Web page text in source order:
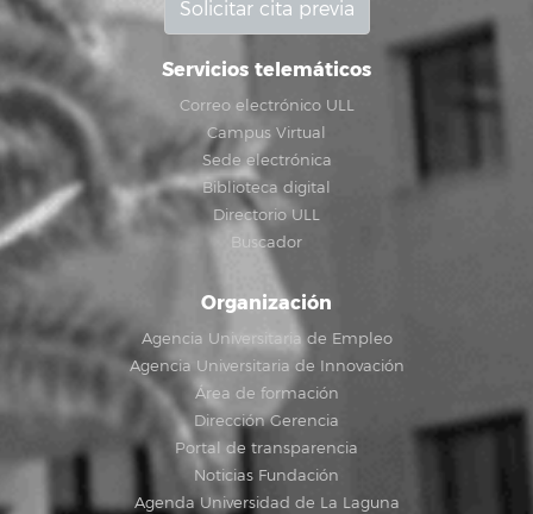
Solicitar cita previa
Servicios telemáticos
Correo electrónico ULL
Campus Virtual
Sede electrónica
Biblioteca digital
Directorio ULL
Buscador
Organización
Agencia Universitaria de Empleo
Agencia Universitaria de Innovación
Área de formación
Dirección Gerencia
Portal de transparencia
Noticias Fundación
Agenda Universidad de La Laguna